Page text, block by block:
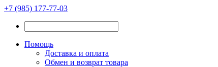
+7 (985) 177-77-03
Помощь
Доставка и оплата
Обмен и возврат товара